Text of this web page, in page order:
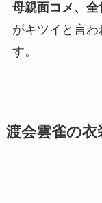
母親面コメ、全
がキツイと言
す。
渡会雲雀の衣